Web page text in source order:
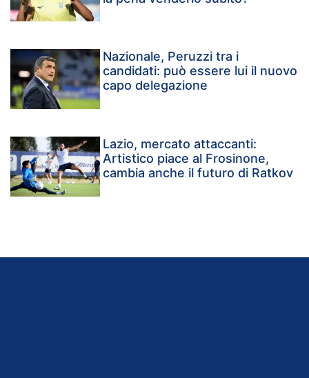
Nazionale, Peruzzi tra i
candidati: può essere lui il nuovo
capo delegazione
Lazio, mercato attaccanti:
Artistico piace al Frosinone,
cambia anche il futuro di Ratkov